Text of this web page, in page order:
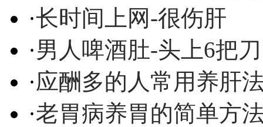
·长时间上网-很伤肝
·男人啤酒肚-头上6把刀
·应酬多的人常用养肝
·老胃病养胃的简单方